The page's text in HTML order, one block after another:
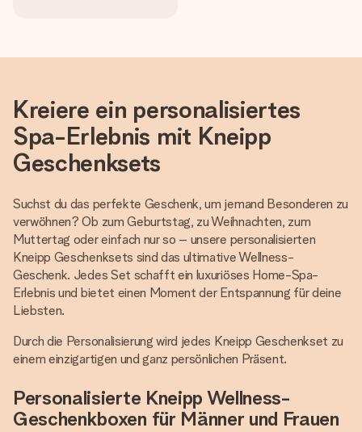
Kreiere ein personalisiertes
Spa-Erlebnis mit Kneipp
Geschenksets
Suchst du das perfekte Geschenk, um jemand Besonderen zu
verwöhnen? Ob zum Geburtstag, zu Weihnachten, zum
Muttertag oder einfach nur so – unsere personalisierten
Kneipp Geschenksets sind das ultimative Wellness-
Geschenk. Jedes Set schafft ein luxuriöses Home-Spa-
Erlebnis und bietet einen Moment der Entspannung für deine
Liebsten.
Durch die Personalisierung wird jedes Kneipp Geschenkset zu
einem einzigartigen und ganz persönlichen Präsent.
Personalisierte Kneipp Wellness-
Geschenkboxen für Männer und Frauen